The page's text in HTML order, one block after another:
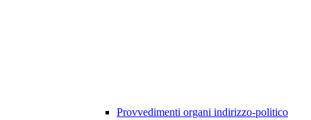
Provvedimenti organi indirizzo-politico